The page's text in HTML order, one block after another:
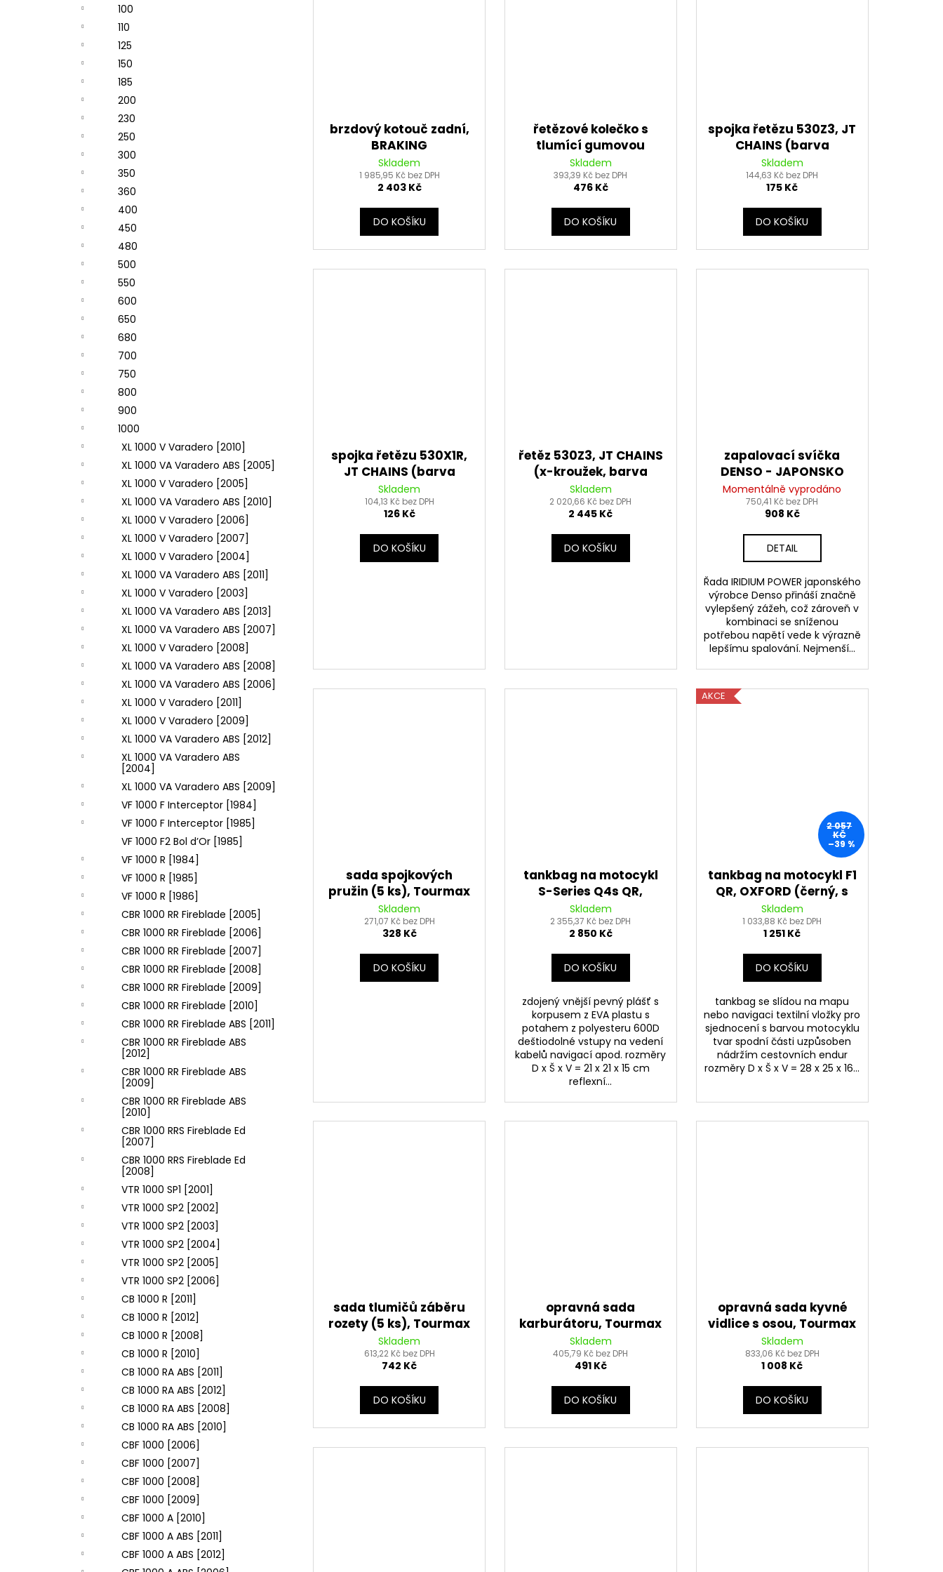
100
110
125
150
185
200
230
250
300
350
360
400
450
480
500
550
600
650
680
700
750
800
900
1000
XL 1000 V Varadero [2010]
XL 1000 VA Varadero ABS [2005]
XL 1000 V Varadero [2005]
XL 1000 VA Varadero ABS [2010]
XL 1000 V Varadero [2006]
XL 1000 V Varadero [2007]
XL 1000 V Varadero [2004]
XL 1000 VA Varadero ABS [2011]
XL 1000 V Varadero [2003]
XL 1000 VA Varadero ABS [2013]
XL 1000 VA Varadero ABS [2007]
XL 1000 V Varadero [2008]
XL 1000 VA Varadero ABS [2008]
XL 1000 VA Varadero ABS [2006]
XL 1000 V Varadero [2011]
XL 1000 V Varadero [2009]
XL 1000 VA Varadero ABS [2012]
XL 1000 VA Varadero ABS
[2004]
XL 1000 VA Varadero ABS [2009]
VF 1000 F Interceptor [1984]
VF 1000 F Interceptor [1985]
VF 1000 F2 Bol d’Or [1985]
VF 1000 R [1984]
VF 1000 R [1985]
VF 1000 R [1986]
CBR 1000 RR Fireblade [2005]
CBR 1000 RR Fireblade [2006]
CBR 1000 RR Fireblade [2007]
CBR 1000 RR Fireblade [2008]
CBR 1000 RR Fireblade [2009]
CBR 1000 RR Fireblade [2010]
CBR 1000 RR Fireblade ABS [2011]
CBR 1000 RR Fireblade ABS
[2012]
CBR 1000 RR Fireblade ABS
[2009]
CBR 1000 RR Fireblade ABS
[2010]
CBR 1000 RRS Fireblade Ed
[2007]
CBR 1000 RRS Fireblade Ed
[2008]
VTR 1000 SP1 [2001]
VTR 1000 SP2 [2002]
VTR 1000 SP2 [2003]
VTR 1000 SP2 [2004]
VTR 1000 SP2 [2005]
VTR 1000 SP2 [2006]
CB 1000 R [2011]
CB 1000 R [2012]
CB 1000 R [2008]
CB 1000 R [2010]
CB 1000 RA ABS [2011]
CB 1000 RA ABS [2012]
CB 1000 RA ABS [2008]
CB 1000 RA ABS [2010]
CBF 1000 [2006]
CBF 1000 [2007]
CBF 1000 [2008]
CBF 1000 [2009]
CBF 1000 A [2010]
CBF 1000 A ABS [2011]
CBF 1000 A ABS [2012]
brzdový kotouč zadní,
BRAKING
Skladem
1 985,95 Kč bez DPH
2 403 Kč
DO KOŠÍKU
řetězové kolečko s
tlumící gumovou
vrstvou pro sekundární
řetězy typu 530, JT (16
zubů)
Skladem
393,39 Kč bez DPH
476 Kč
DO KOŠÍKU
spojka řetězu 530Z3, JT
CHAINS (barva
stříbrná, nýtovací, typ
RIVET)
Skladem
144,63 Kč bez DPH
175 Kč
DO KOŠÍKU
spojka řetězu 530X1R,
JT CHAINS (barva
stříbrná, nýtovací, typ
RIVET)
Skladem
104,13 Kč bez DPH
126 Kč
DO KOŠÍKU
řetěz 530Z3, JT CHAINS
(x-kroužek, barva
černá, 102 článků vč.
nýtovací spojky)
Skladem
2 020,66 Kč bez DPH
2 445 Kč
DO KOŠÍKU
zapalovací svíčka
DENSO - JAPONSKO
IX27B IRIDIUM POWER
Momentálně vyprodáno
750,41 Kč bez DPH
908 Kč
DETAIL
Řada IRIDIUM POWER japonského
výrobce Denso přináší značně
vylepšený zážeh, což zároveň v
kombinaci se sníženou
potřebou napětí vede k výrazně
lepšímu spalování. Nejmenší...
sada spojkových
pružin (5 ks), Tourmax
Skladem
271,07 Kč bez DPH
328 Kč
DO KOŠÍKU
tankbag na motocykl
S-Series Q4s QR,
OXFORD (černý, s
rychloupínacím
systémem na víčka
nádrže, objem 4 l)
Skladem
2 355,37 Kč bez DPH
2 850 Kč
DO KOŠÍKU
zdojený vnější pevný plášť s
korpusem z EVA plastu s
potahem z polyesteru 600D
deštiodolné vstupy na vedení
kabelů navigací apod. rozměry
D x Š x V = 21 x 21 x 15 cm
reflexní...
AKCE
2 057
KČ
–39 %
tankbag na motocykl F1
QR, OXFORD (černý, s
rychloupínacím
systémem na víčka
nádrže, objem 18 l)
Skladem
1 033,88 Kč bez DPH
1 251 Kč
DO KOŠÍKU
tankbag se slídou na mapu
nebo navigaci textilní vložky pro
sjednocení s barvou motocyklu
tvar spodní části uzpůsoben
nádržím cestovních endur
rozměry D x Š x V = 28 x 25 x 16...
sada tlumičů záběru
rozety (5 ks), Tourmax
Skladem
613,22 Kč bez DPH
742 Kč
DO KOŠÍKU
opravná sada
karburátoru, Tourmax
Skladem
405,79 Kč bez DPH
491 Kč
DO KOŠÍKU
opravná sada kyvné
vidlice s osou, Tourmax
Skladem
833,06 Kč bez DPH
1 008 Kč
DO KOŠÍKU